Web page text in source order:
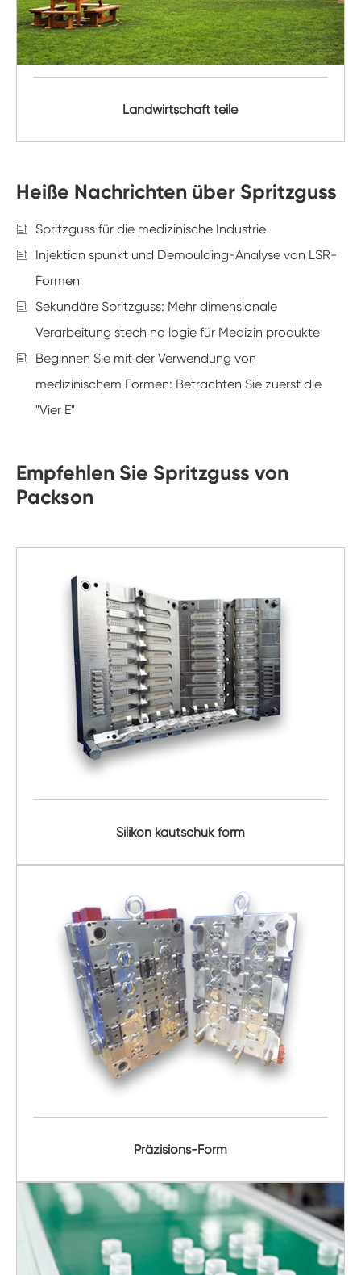
Landwirtschaft teile
Heiße Nachrichten über Spritzguss
Spritzguss für die medizinische Industrie
Injektion spunkt und Demoulding-Analyse von LSR-
Formen
Sekundäre Spritzguss: Mehr dimensionale
Verarbeitung stech no logie für Medizin produkte
Beginnen Sie mit der Verwendung von
medizinischem Formen: Betrachten Sie zuerst die
"Vier E"
Empfehlen Sie Spritzguss von
Packson
Silikon kautschuk form
Präzisions-Form